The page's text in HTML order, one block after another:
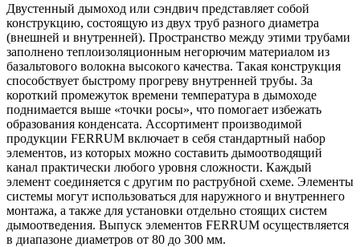
Двустенный дымоход или сэндвич представляет собой
конструкцию, состоящую из двух труб разного диаметра
(внешней и внутренней). Пространство между этими трубами
заполнено теплоизоляционным негорючим материалом из
базальтового волокна высокого качества. Такая конструкция
способствует быстрому прогреву внутренней трубы. За
короткий промежуток времени температура в дымоходе
поднимается выше «точки росы», что помогает избежать
образования конденсата. Ассортимент производимой
продукции FERRUM включает в себя стандартный набор
элементов, из которых можно составить дымоотводящий
канал практически любого уровня сложности. Каждый
элемент соединяется с другим по раструбной схеме. Элементы
системы могут использоваться для наружного и внутреннего
монтажа, а также для установки отдельно стоящих систем
дымоотведения. Выпуск элементов FERRUM осуществляется
в диапазоне диаметров от 80 до 300 мм.